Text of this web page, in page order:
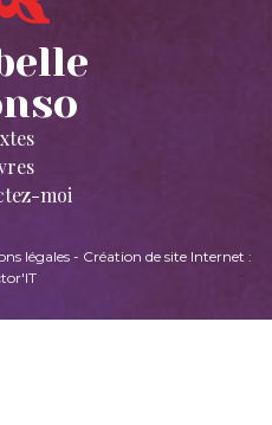
moi
légales- Création de site Internet :